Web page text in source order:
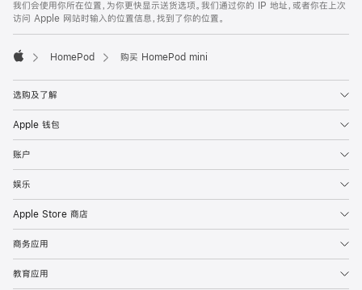
我们会使用你所在位置，为你更快显示送货选项。我们通过你的 IP 地址，或者你在上次
访问 Apple 网站时输入的位置信息，找到了你的位置。
HomePod 购买 HomePod mini
选购及了解
Apple 钱包
账户
娱乐
Apple Store 商店
商务应用
教育应用